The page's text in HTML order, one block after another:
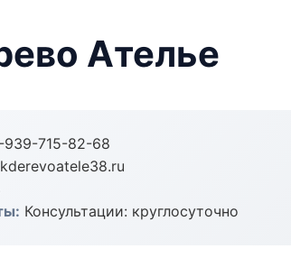
Ателье
939-715-82-68
Консультации: круглосуточно